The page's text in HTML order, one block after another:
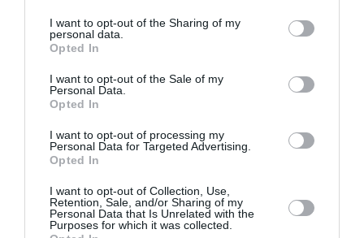
I want to opt-out of the Sharing of my
personal data.
Opted In
I want to opt-out of the Sale of my
Personal Data.
Opted In
I want to opt-out of processing my
Personal Data for Targeted Advertising.
Opted In
I want to opt-out of Collection, Use,
Retention, Sale, and/or Sharing of my
Personal Data that Is Unrelated with the
Purposes for which it was collected.
Ακολουθήστε το Culturenow.gr στο Google News
μάθετε πρώτοι όλες τις ειδήσεις
Δείτε όλα τατελευταία νέαγια την Τέχνη και τον
Πολιτισμό στοCulturenow.gr
Νέοι Διαγωνισμοί❯
ΔΗΜΟΣ ΑΒΔΕΛΙΩΔΗΣ
ΔΗΜΟΤΙΚΟ ΘΕΑΤΡΟ ΠΕΙΡΑΙΑ